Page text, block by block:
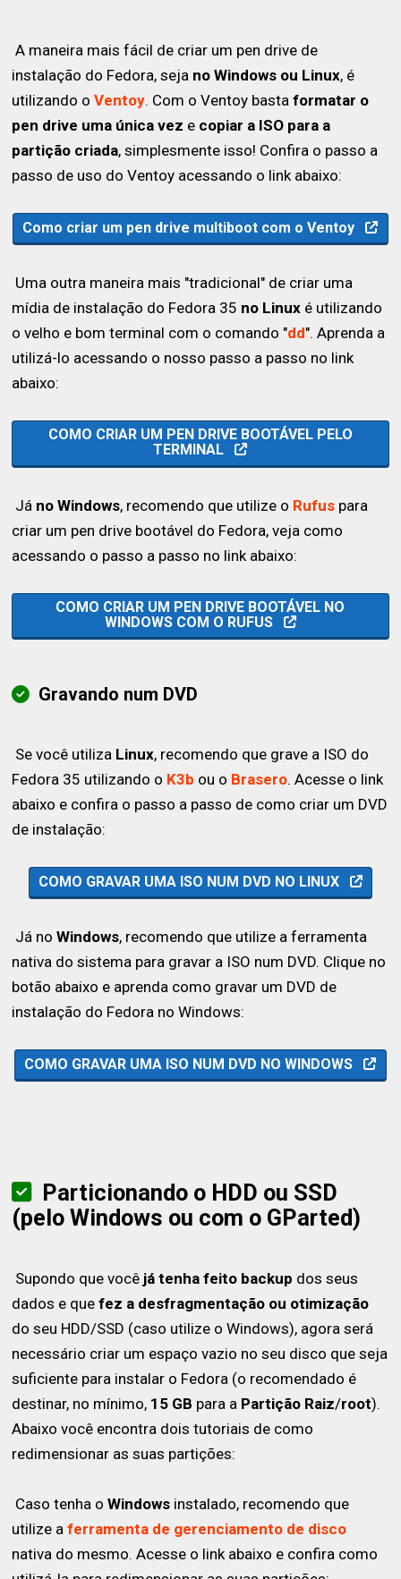
A maneira mais fácil de criar um pen drive de
instalação do Fedora, seja no Windows ou Linux, é
utilizando oVentoy. Com o Ventoy bastaformatar o
pen drive uma única vez e copiar a ISO para a
partição criada, simplesmente isso! Confira o passo a
passo de uso do Ventoy acessando o link abaixo:
Como criar um pen drive multiboot com o Ventoy
Uma outra maneira mais "tradicional" de criar uma
mídia de instalação do Fedora 35 no Linux é utilizando
o velho e bom terminal com o comando "dd". Aprenda a
utilizá-lo acessando o nosso passo a passo no link
abaixo:
COMO CRIAR UM PEN DRIVE BOOTÁVEL PELO
TERMINAL
Já no Windows, recomendo que utilize o Rufus para
criar um pen drive bootável do Fedora, veja como
acessando o passo a passo no link abaixo:
COMO CRIAR UM PEN DRIVE BOOTÁVEL NO
WINDOWS COM O RUFUS
Gravando num DVD
Se você utiliza Linux, recomendo que grave a ISO do
Fedora 35 utilizando o K3b ou o Brasero. Acesse o link
abaixo e confira o passo a passo de como criar um DVD
de instalação:
COMO GRAVAR UMA ISO NUM DVD NO LINUX
Já noWindows, recomendo que utilize a ferramenta
nativa do sistema para gravar a ISO num DVD. Clique no
botão abaixo e aprenda como gravar um DVD de
instalação do Fedora no Windows:
COMO GRAVAR UMA ISO NUM DVD NO WINDOWS
Particionando o HDD ou SSD
(pelo Windows ou com o GParted)
Supondo que você já tenha feito backup dos seus
dados e quefez a desfragmentação ou otimização
do seu HDD/SSD (caso utilize o Windows), agora será
necessário criar um espaço vazio no seu disco que seja
suficiente para instalar o Fedora (o recomendado é
destinar, no mínimo, 15 GB para a Partição Raiz/root).
Abaixo você encontra dois tutoriais de como
redimensionar as suas partições:
Caso tenha oWindows instalado, recomendo que
utilize aferramenta de gerenciamento de disco
nativa do mesmo. Acesse o link abaixo e confira como